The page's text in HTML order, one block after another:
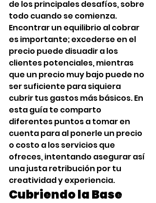
de los principales desafíos, sobre
todo cuando se comienza.
Encontrar un equilibrio al cobrar
es importante; excederse en el
precio puede disuadir a los
clientes potenciales, mientras
que un precio muy bajo puede no
ser suficiente para siquiera
cubrir tus gastos más básicos. En
esta guía te comparto
diferentes puntos a tomar en
cuenta para al ponerle un precio
o costo a los servicios que
ofreces, intentando asegurar así
una justa retribución por tu
creatividad y experiencia.‍
Cubriendo la Base‍